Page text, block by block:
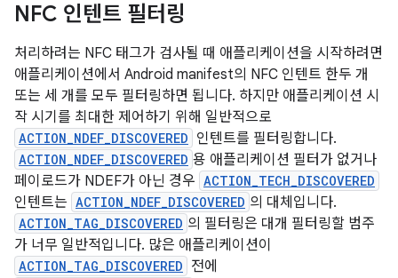
NFC 인텐트 필터링
처리하려는 NFC 태그가 검사될 때 애플리케이션을 시작하려면
애플리케이션에서 Android manifest의 NFC 인텐트 한두 개
또는 세 개를 모두 필터링하면 됩니다. 하지만 애플리케이션 시
작 시기를 최대한 제어하기 위해 일반적으로
ACTION_NDEF_DISCOVERED 인텐트를 필터링합니다.
ACTION_NDEF_DISCOVERED 용 애플리케이션 필터가 없거나
페이로드가 NDEF가 아닌 경우 ACTION_TECH_DISCOVERED
인텐트는 ACTION_NDEF_DISCOVERED 의 대체입니다.
ACTION_TAG_DISCOVERED 의 필터링은 대개 필터링할 범주
가 너무 일반적입니다. 많은 애플리케이션이
ACTION_TAG_DISCOVERED 전에